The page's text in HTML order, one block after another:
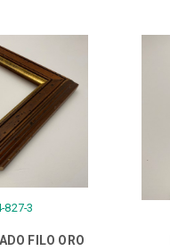
827-3
FILO ORO